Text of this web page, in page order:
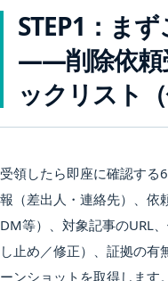
STEP1：ま
——削除依頼
ックリスト（
受領したら即座に確認する
報（差出人・連絡先）、依
DM等）、対象記事のURL
し止め／修正）、証拠の有
ーンショットを取得します。